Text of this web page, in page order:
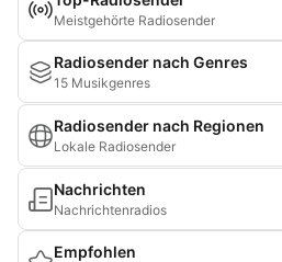
Meistgehörte Radiosender
Radiosender nach Genres
15 Musikgenres
Radiosender nach Regionen
Lokale Radiosender
Nachrichten
Nachrichtenradios
Empfohlen